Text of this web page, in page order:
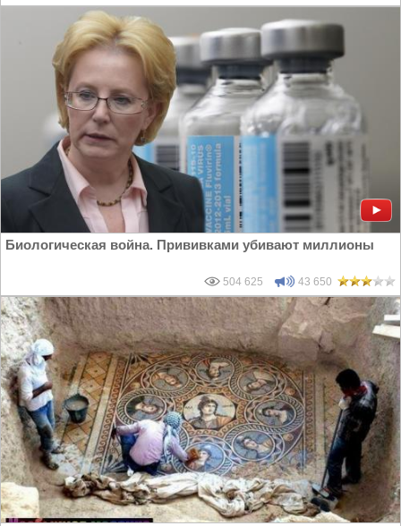
Биологическая война. Прививками убивают миллионы
504 625 43 650